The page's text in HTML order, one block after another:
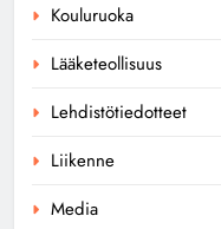
Kouluruoka
Lääketeollisuus
Lehdistötiedotteet
Liikenne
Media